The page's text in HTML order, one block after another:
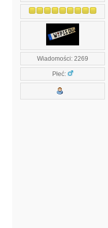
Wiadomości: 2269
Płeć: